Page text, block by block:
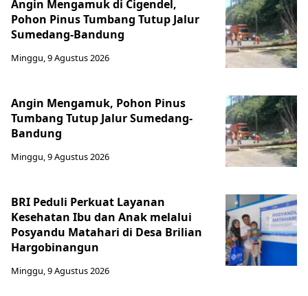
Angin Mengamuk di Cigendel,
Pohon Pinus Tumbang Tutup Jalur
Sumedang-Bandung
Minggu, 9 Agustus 2026
Angin Mengamuk, Pohon Pinus
Tumbang Tutup Jalur Sumedang-
Bandung
Minggu, 9 Agustus 2026
BRI Peduli Perkuat Layanan
Kesehatan Ibu dan Anak melalui
Posyandu Matahari di Desa Brilian
Hargobinangun
Minggu, 9 Agustus 2026